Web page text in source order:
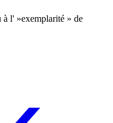
l' »exemplarité » de